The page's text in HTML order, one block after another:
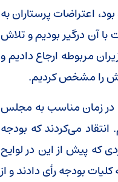
اعتراضات پرستاران به
آن درگیر بودیم و تلاش
مربوطه ارجاع دادیم و
را مشخص کردیم.
تصریح کرد: به رغم فرصت کمی که داشتیم، لایحه بودجه ۱۴۰۴ را در زمان مناسب به مجلس
انتقاد می‌کردند که بودجه
که پیش از این در لوایح
بودجه رأی دادند و از